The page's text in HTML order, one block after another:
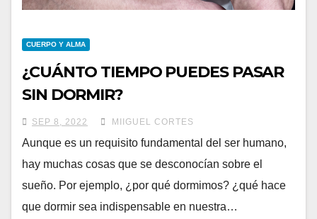
CUERPO Y ALMA
¿CUÁNTO TIEMPO PUEDES PASAR
SIN DORMIR?
SEP 8, 2022 MIIGUEL CORTES
Aunque es un requisito fundamental del ser humano,
hay muchas cosas que se desconocían sobre el
sueño. Por ejemplo, ¿por qué dormimos? ¿qué hace
que dormir sea indispensable en nuestra…